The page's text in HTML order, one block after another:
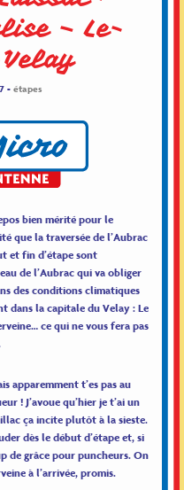
– Le-
- étapes
bien mérité pour le
que la traversée de l’Aubrac
et fin d’étape sont
de l’Aubrac qui va obliger
des conditions climatiques
dans la capitale du Velay : Le
ce qui ne vous fera pas
apparemment t’es pas au
! J’avoue qu’hier je t’ai un
ça incite plutôt à la sieste.
dès le début d’étape et, si
de grâce pour puncheurs. On
à l’arrivée, promis.